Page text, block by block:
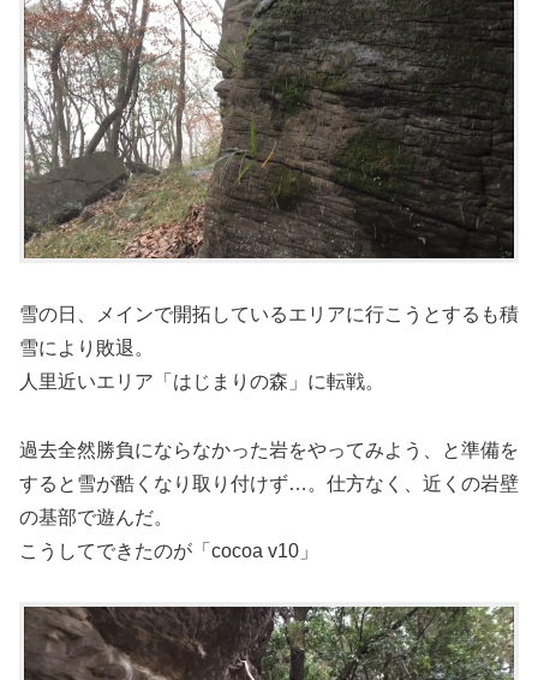
雪の日、メインで開拓しているエリアに行こうとするも積
雪により敗退。
人里近いエリア「はじまりの森」に転戦。
過去全然勝負にならなかった岩をやってみよう、と準備を
すると雪が酷くなり取り付けず…。仕方なく、近くの岩壁
の基部で遊んだ。
こうしてできたのが「cocoa v10」